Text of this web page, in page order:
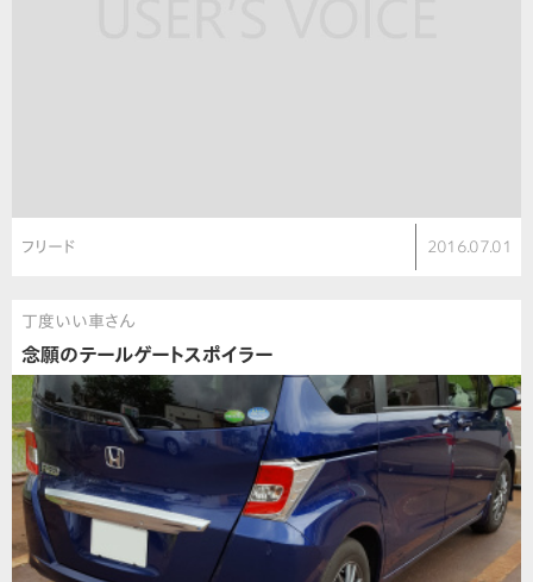
フリード 2016.07.01
丁度いい車さん
念願のテールゲートスポイラー